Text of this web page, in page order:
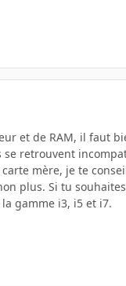
et de RAM, il faut
retrouvent
mère, je te
plus. Si tu
gamme i3, i5 et i7.